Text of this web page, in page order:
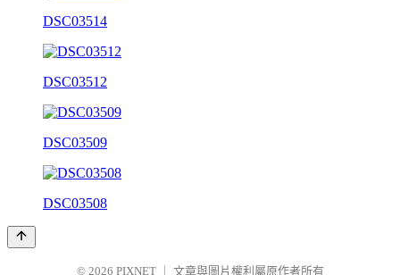
DSC03514
DSC03512
DSC03509
DSC03508
© 2026 PIXNET 文章與圖片權利屬原作者所有